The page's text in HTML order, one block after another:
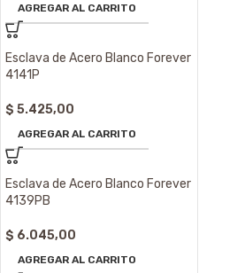
AGREGAR AL CARRITO
Esclava de Acero Blanco Forever
4141P
$ 5.425,00
AGREGAR AL CARRITO
Esclava de Acero Blanco Forever
4139PB
$ 6.045,00
AGREGAR AL CARRITO